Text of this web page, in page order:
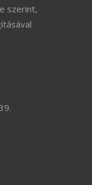
szerint,